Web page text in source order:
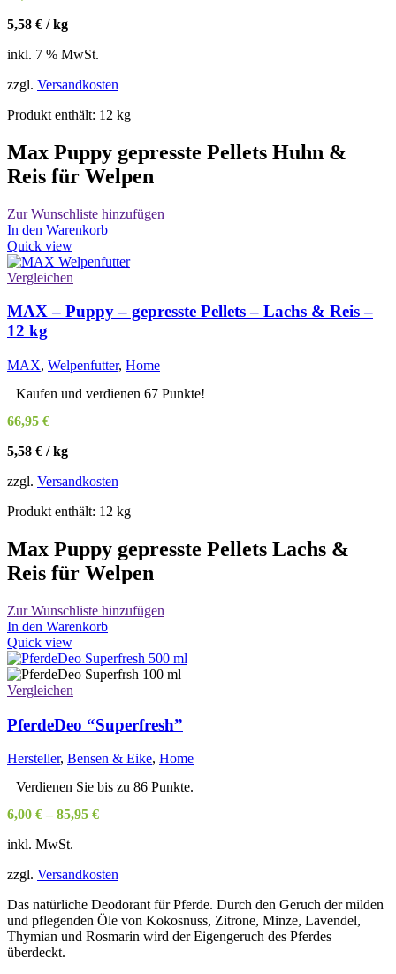
5,58 € /kg
inkl. 7 % MwSt.
zzgl. Versandkosten
Produkt enthält: 12 kg
Max Puppy gepresste Pellets Huhn &
Reis für Welpen
Zur Wunschliste hinzufügen
In den Warenkorb
Quick view
Vergleichen
MAX – Puppy – gepresste Pellets – Lachs & Reis –
12 kg
MAX, Welpenfutter, Home
Kaufen und verdienen 67 Punkte!
66,95 €
5,58 € /kg
zzgl. Versandkosten
Produkt enthält: 12 kg
Max Puppy gepresste Pellets Lachs &
Reis für Welpen
Zur Wunschliste hinzufügen
In den Warenkorb
Quick view
Vergleichen
PferdeDeo “Superfresh”
Hersteller, Bensen & Eike, Home
Verdienen Sie bis zu 86 Punkte.
6,00 € – 85,95 €
inkl. MwSt.
zzgl. Versandkosten
Das natürliche Deodorant für Pferde. Durch den Geruch der milden
und pflegenden Öle von Kokosnuss, Zitrone, Minze, Lavendel,
Thymian und Rosmarin wird der Eigengeruch des Pferdes
überdeckt.